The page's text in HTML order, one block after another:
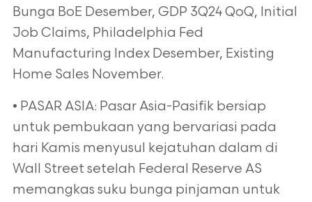
Bunga BoE Desember, GDP 3Q24 QoQ, Initial
Job Claims, Philadelphia Fed
Manufacturing Index Desember, Existing
Home Sales November.
• PASAR ASIA: Pasar Asia-Pasifik bersiap
untuk pembukaan yang bervariasi pada
hari Kamis menyusul kejatuhan dalam di
Wall Street setelah Federal Reserve AS
memangkas suku bunga pinjaman untuk